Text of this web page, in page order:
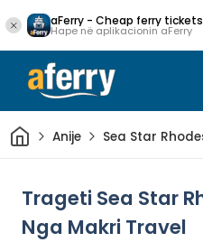
aFerry - Cheap ferry tickets
Hape në aplikacionin aFerry
ShtëpiAnije Sea Star
Trageti Sea Star
Nga Makri Travel